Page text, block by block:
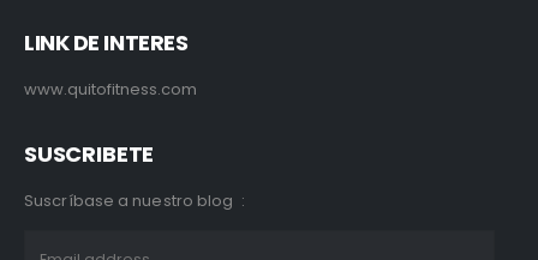
LINK DE INTERES
www.quitofitness.com
SUSCRIBETE
Suscríbase a nuestro blog :